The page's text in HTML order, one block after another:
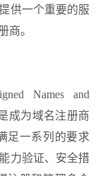
供一个重要的服
商。
Names and
成为域名注册商
足一系列的要求
力验证、安全措